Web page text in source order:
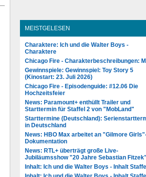
MEISTGELESEN
Charaktere: Ich und die Walter Boys -
Charaktere
Chicago Fire - Charakterbeschreibungen:
Gewinnspiele: Gewinnspiel: Toy Story 5
(Kinostart: 23. Juli 2026)
Chicago Fire - Episodenguide: #12.06 Die
Hochzeitsfeier
News: Paramount+ enthüllt Trailer und
Starttermin für Staffel 2 von "MobLand"
Starttermine (Deutschland):
in Deutschland
News: HBO Max arbeitet an "Gilmore
Dokumentation
News: RTL+ überträgt große Live-
Jubiläumsshow "20 Jahre Sebastian Fitzek"
Inhalt: Ich und die Walter Boys - Inhalt